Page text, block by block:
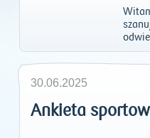
30.06.2025
Ankieta